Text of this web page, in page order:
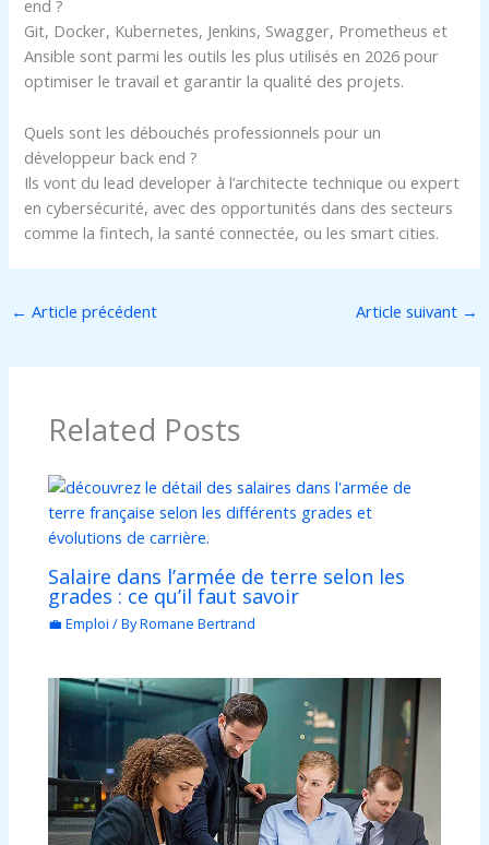
end ?
Git, Docker, Kubernetes, Jenkins, Swagger, Prometheus et
Ansible sont parmi les outils les plus utilisés en 2026 pour
optimiser le travail et garantir la qualité des projets.
Quels sont les débouchés professionnels pour un
développeur back end ?
Ils vont du lead developer à l’architecte technique ou expert
en cybersécurité, avec des opportunités dans des secteurs
comme la fintech, la santé connectée, ou les smart cities.
← Article précédent Article suivant →
Related Posts
Salaire dans l’armée de terre selon les
grades : ce qu’il faut savoir
💼 Emploi / ByRomane Bertrand